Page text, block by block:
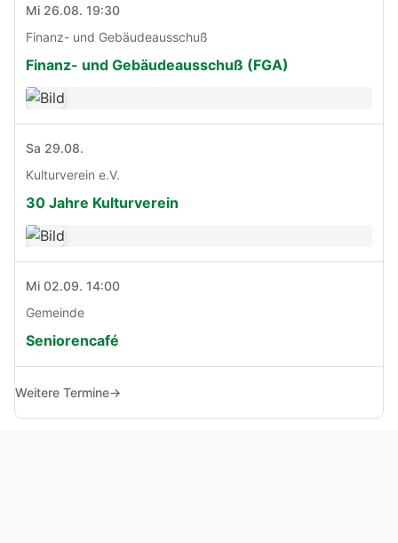
Mi 26.08. 19:30
Finanz- und Gebäudeausschuß
Finanz- und Gebäudeausschuß (FGA)
Sa 29.08.
Kulturverein e.V.
30 Jahre Kulturverein
Mi 02.09. 14:00
Gemeinde
Seniorencafé
Weitere Termine→